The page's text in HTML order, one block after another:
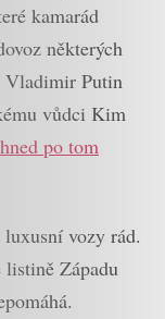
kamarád
některých
Vladimir Putin
vůdci Kim
po tom
vozy rád.
listině Západu